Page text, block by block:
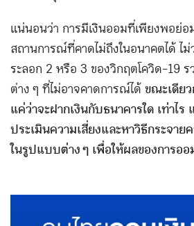
แน่นอนว่า การมีเงินออมที่เพียงพอย่อ
สถานการณ์ที่คาดไม่ถึงในอนาคตได้ ไม่
ระลอก 2 หรือ 3 ของวิกฤตโควิด-19
ต่าง ๆ ที่ไม่อาจคาดการณ์ได้ขณะเดีย
แค่ว่าจะฝากเงินกับธนาคารใด เท่าไ
ประเมินความเสี่ยงและหาวิธีกระจาย
ในรูปแบบต่าง ๆ เพื่อให้ผลของการอ